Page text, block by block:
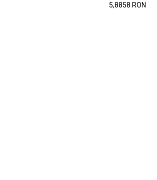
5,8858 RON